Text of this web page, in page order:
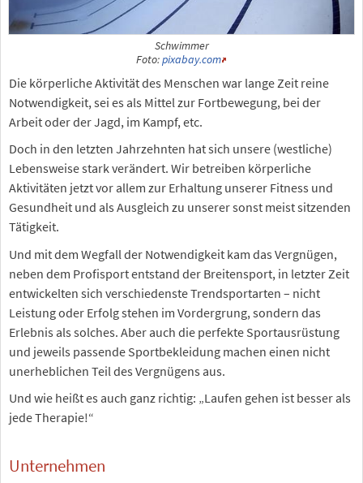
Schwimmer
Foto:pixabay.com
Die körperliche Aktivität des Menschen war lange Zeit reine
Notwendigkeit, sei es als Mittel zur Fortbewegung, bei der
Arbeit oder der Jagd, im Kampf, etc.
Doch in den letzten Jahrzehnten hat sich unsere (westliche)
Lebensweise stark verändert. Wir betreiben körperliche
Aktivitäten jetzt vor allem zur Erhaltung unserer Fitness und
Gesundheit und als Ausgleich zu unserer sonst meist sitzenden
Tätigkeit.
Und mit dem Wegfall der Notwendigkeit kam das Vergnügen,
neben dem Profisport entstand der Breitensport, in letzter Zeit
entwickelten sich verschiedenste Trendsportarten – nicht
Leistung oder Erfolg stehen im Vordergrung, sondern das
Erlebnis als solches. Aber auch die perfekte Sportausrüstung
und jeweils passende Sportbekleidung machen einen nicht
unerheblichen Teil des Vergnügens aus.
Und wie heißt es auch ganz richtig: „Laufen gehen ist besser als
jede Therapie!“
Unternehmen